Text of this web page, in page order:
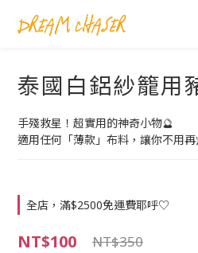
泰國白鋁紗籠用
手殘救星！超實用的神奇小物🔮
適用任何「薄款」布料，讓你不用再
全店，滿$2500免運費耶呼♡
NT$100 NT$350